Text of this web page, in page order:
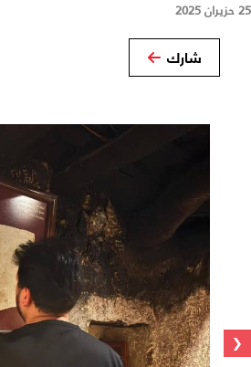
25 حزيران 2025
شارك
‹